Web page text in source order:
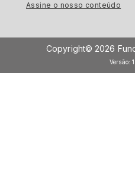
Assine o nosso conteúdo
Copyright© 2026
Versão: